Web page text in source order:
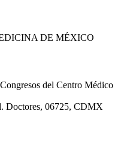
DE MÉXICO
del Centro Médico
Doctores, 06725, CDMX